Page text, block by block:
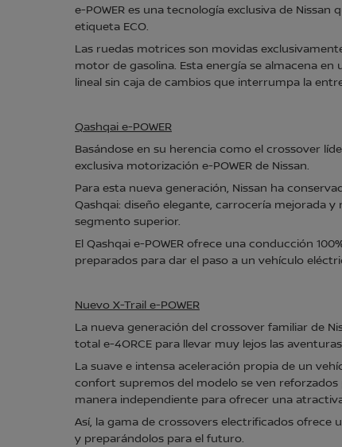
e-POWER es una tecnología exclusiva de
etiqueta ECO.
Las ruedas motrices son movidas
motor de gasolina. Esta energía se almacena
lineal sin caja de cambios que interrumpa la
Qashqai e-POWER
Basándose en su herencia como el crossover
exclusiva motorización e-POWER de Nissan.
Para esta nueva generación, Nissan ha
Qashqai: diseño elegante, carrocería mejorada
segmento superior.
El Qashqai e-POWER ofrece una conducción
preparados para dar el paso a un vehículo
Nuevo X-Trail e-POWER
La nueva generación del crossover familiar de
total e-4ORCE para llevar muy lejos las
La suave e intensa aceleración propia de un
confort supremos del modelo se ven reforzados
manera independiente para ofrecer una
Así, la gama de crossovers electrificados ofrece
y preparándolos para el futuro.